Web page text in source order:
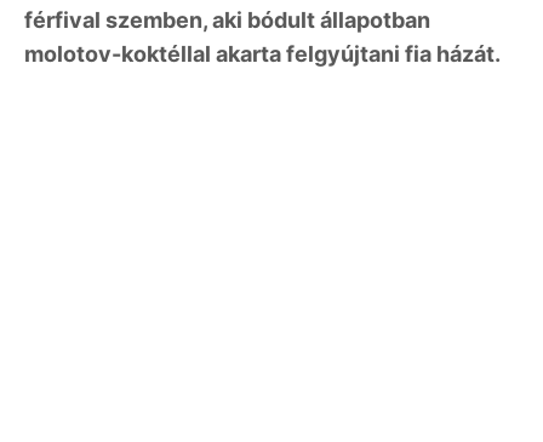
férfival szemben, aki bódult állapotban
molotov-koktéllal akarta felgyújtani fia házát.